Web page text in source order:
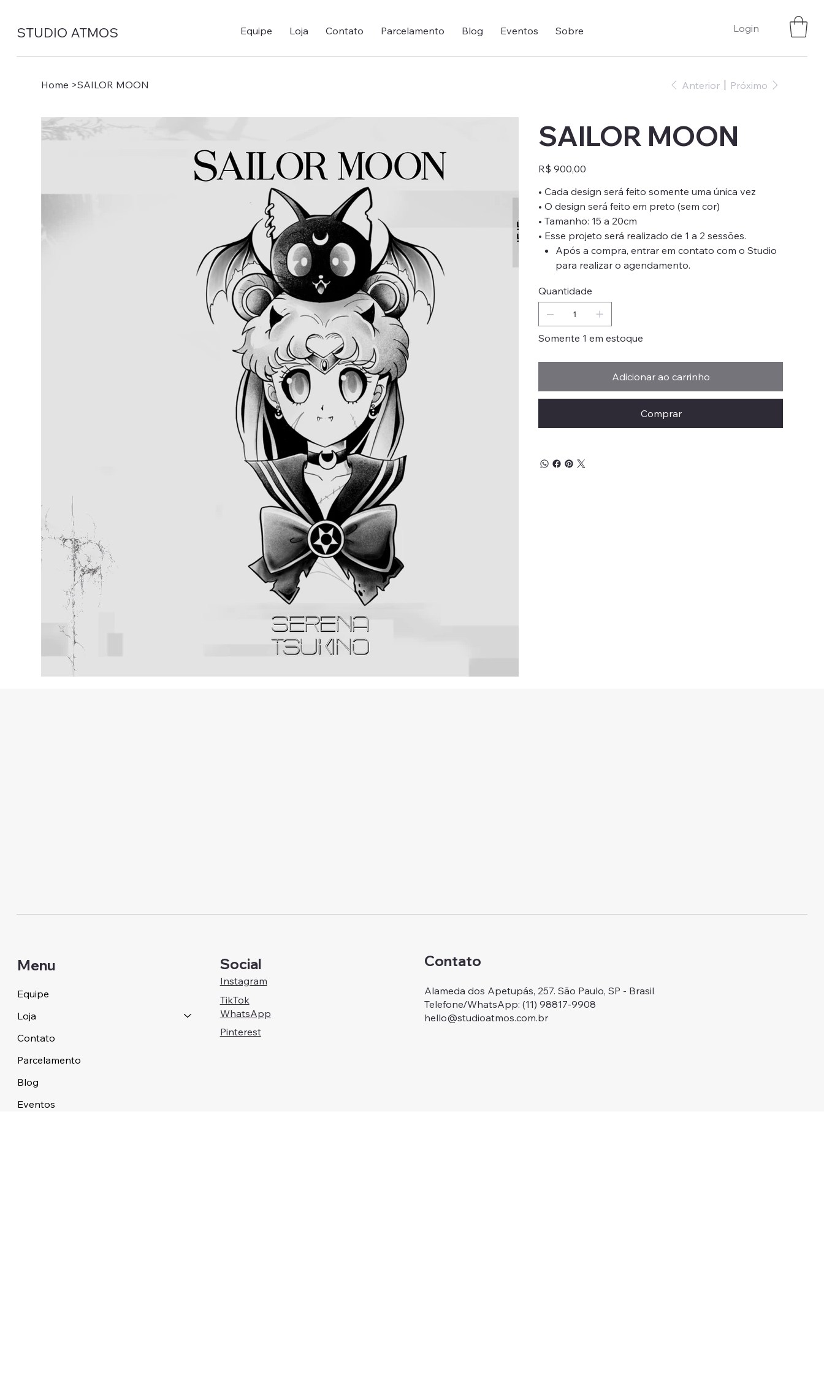
Equipe Loja Contato Parcelamento Blog Eventos Sobre
STUDIO ATMOS Login
Home >SAILOR MOON Anterior Próximo
SAILOR MOON
Preço
R$ 900,00
• Cada design será feito somente uma única vez
• O design será feito em preto (sem cor)
• Tamanho: 15 a 20cm
• Esse projeto será realizado de 1 a 2 sessões.
Após a compra, entrar em contato com o Studio
para realizar o agendamento.
Quantidade
Somente 1 em estoque
Adicionar ao carrinho
Comprar
Contato
Alameda dos Apetupás, 257. São Paulo, SP - Brasil
Telefone/WhatsApp: ‭(11) 98817-9908
hello@studioatmos.com.br
Menu
Equipe
Loja
Contato
Parcelamento
Blog
Eventos
Social
Instagram
TikTok
WhatsApp
Pinterest